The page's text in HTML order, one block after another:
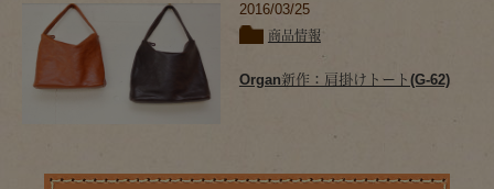
2016/03/25
商品情報
Organ新作：肩掛けトート(G-62)